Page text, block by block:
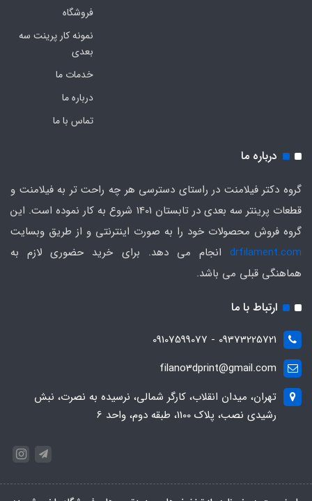
فروشگاه
نمونه کار پرینت سه
بعدی
خدمات ما
درباره ما
تماس با ما
درباره ما
گروه دکتر فیلامنت در راستای دسترسی هر چه راحت تر به فیلامنت و
قطعات پرینتر سه بعدی در تابستان 1401 شروع به کار نموده است. این
گروه فروش محصولات خود را به صورت اینترنتی و از طریق وبسایت
drfilament.com انجام می دهد. برای خرید حضوری لازم به
هماهنگی قبلی می باشد.
ارتباط با ما
09373225721 - 09107599077
filano3dprint@gmail.com
تهران، میدان انقلاب، کارگر شمالی، نرسیده به نصرت، نبش
رشیدی نصب، پلاک 1100، طبقه دوم، واحد 6